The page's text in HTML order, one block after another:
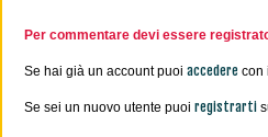
Per commentare devi essere
Se hai già un account puoi accedere con
Se sei un nuovo utente puoi registrarti